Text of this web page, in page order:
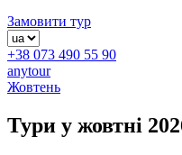
Замовити тур
+38 073 490 55 90
anytour
Жовтень
Тури у жовтні